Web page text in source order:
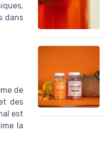
dans
de
des
est
la